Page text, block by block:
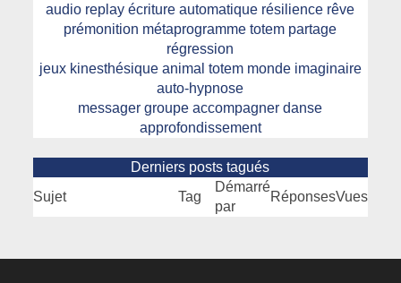
audio replay écriture automatique résilience rêve
prémonition métaprogramme totem partage
régression
jeux kinesthésique animal totem monde imaginaire
auto-hypnose
messager groupe accompagner danse
approfondissement
Derniers posts tagués
Sujet
Tag
Démarré
par
RéponsesVues